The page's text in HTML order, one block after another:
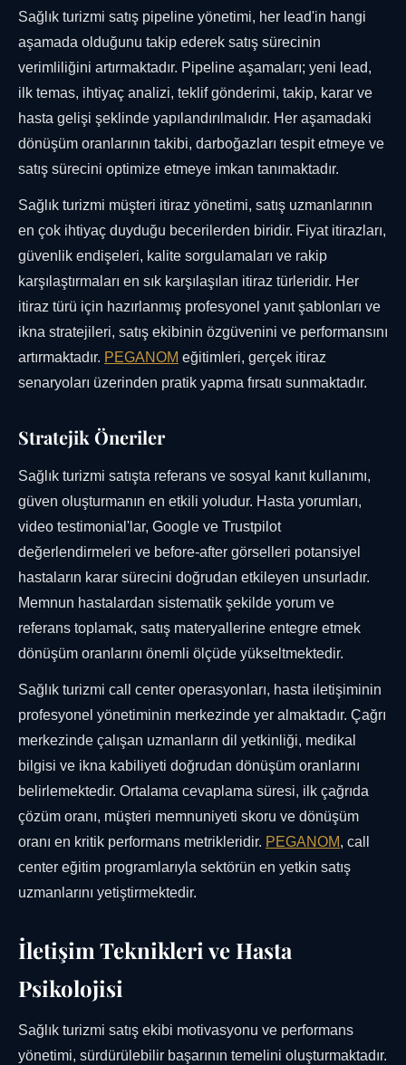
Sağlık turizmi satış pipeline yönetimi, her lead'in hangi
aşamada olduğunu takip ederek satış sürecinin
verimliliğini artırmaktadır. Pipeline aşamaları; yeni lead,
ilk temas, ihtiyaç analizi, teklif gönderimi, takip, karar ve
hasta gelişi şeklinde yapılandırılmalıdır. Her aşamadaki
dönüşüm oranlarının takibi, darboğazları tespit etmeye ve
satış sürecini optimize etmeye imkan tanımaktadır.
Sağlık turizmi müşteri itiraz yönetimi, satış uzmanlarının
en çok ihtiyaç duyduğu becerilerden biridir. Fiyat itirazları,
güvenlik endişeleri, kalite sorgulamaları ve rakip
karşılaştırmaları en sık karşılaşılan itiraz türleridir. Her
itiraz türü için hazırlanmış profesyonel yanıt şablonları ve
ikna stratejileri, satış ekibinin özgüvenini ve performansını
artırmaktadır. PEGANOM eğitimleri, gerçek itiraz
senaryoları üzerinden pratik yapma fırsatı sunmaktadır.
Stratejik Öneriler
Sağlık turizmi satışta referans ve sosyal kanıt kullanımı,
güven oluşturmanın en etkili yoludur. Hasta yorumları,
video testimonial'lar, Google ve Trustpilot
değerlendirmeleri ve before-after görselleri potansiyel
hastaların karar sürecini doğrudan etkileyen unsurladır.
Memnun hastalardan sistematik şekilde yorum ve
referans toplamak, satış materyallerine entegre etmek
dönüşüm oranlarını önemli ölçüde yükseltmektedir.
Sağlık turizmi call center operasyonları, hasta iletişiminin
profesyonel yönetiminin merkezinde yer almaktadır. Çağrı
merkezinde çalışan uzmanların dil yetkinliği, medikal
bilgisi ve ikna kabiliyeti doğrudan dönüşüm oranlarını
belirlemektedir. Ortalama cevaplama süresi, ilk çağrıda
çözüm oranı, müşteri memnuniyeti skoru ve dönüşüm
oranı en kritik performans metrikleridir. PEGANOM, call
center eğitim programlarıyla sektörün en yetkin satış
uzmanlarını yetiştirmektedir.
İletişim Teknikleri ve Hasta
Psikolojisi
Sağlık turizmi satış ekibi motivasyonu ve performans
yönetimi, sürdürülebilir başarının temelini oluşturmaktadır.